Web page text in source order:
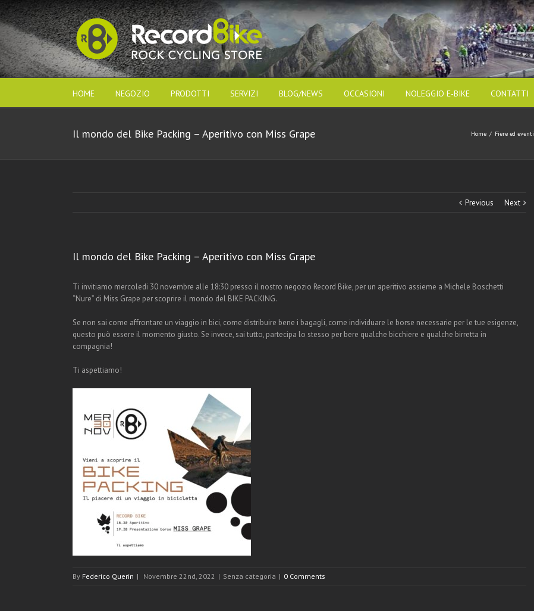
HOME NEGOZIO PRODOTTI SERVIZI BLOG/NEWS OCCASIONI NOLEGGIO E-BIKE CONTATTI
Il mondo del Bike Packing – Aperitivo con Miss Grape Home / Fiere ed eventi
Previous Next
Il mondo del Bike Packing – Aperitivo con Miss Grape
Ti invitiamo mercoledi 30 novembre alle 18:30 presso il nostro negozio Record Bike, per un aperitivo assieme a Michele Boschetti
“Nure” di Miss Grape per scoprire il mondo del BIKE PACKING.
Se non sai come affrontare un viaggio in bici, come distribuire bene i bagagli, come individuare le borse necessarie per le tue esigenze,
questo può essere il momento giusto. Se invece, sai tutto, partecipa lo stesso per bere qualche bicchiere e qualche birretta in
compagnia!
Ti aspettiamo!
By Federico Querin | Novembre 22nd, 2022 | Senza categoria | 0 Comments